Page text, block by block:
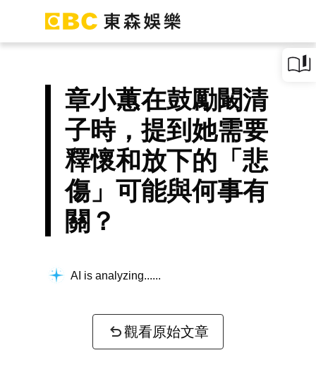
章小蕙在鼓勵闞清
子時，提到她需要
釋懷和放下的「悲
傷」可能與何事有
關？
AI is analyzing...
觀看原始文章